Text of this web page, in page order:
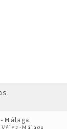
Málaga